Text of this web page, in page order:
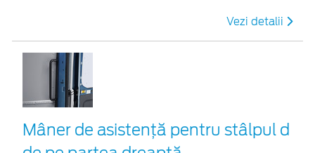
Vezi detalii
Mâner de asistență pentru stâlpul d